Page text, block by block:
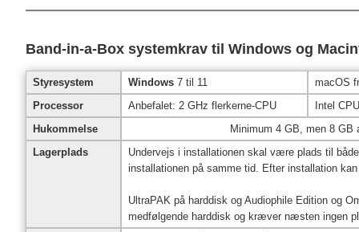
Band-in-a-Box systemkrav til Windows og
Styresystem Windows 7 til 11
macOS
Processor
Anbefalet: 2 GHz flerkerne-CPU
Intel
Hukommelse
Minimum 4 GB, men 8 GB
Lagerplads
Undervejs i installationen skal være plads til
installationen på samme tid. Efter installation
UltraPAK på harddisk og Audiophile Edition og
medfølgende harddisk og kræver næsten ingen